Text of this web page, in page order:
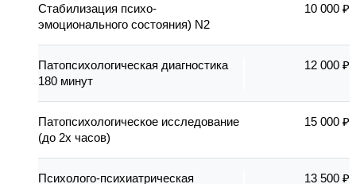
Стабилизация психо-
эмоционального состояния) N2
10 000 ₽
Патопсихологическая диагностика
180 минут
12 000 ₽
Патопсихологическое исследование
(до 2х часов)
15 000 ₽
Психолого-психиатрическая
13 500 ₽